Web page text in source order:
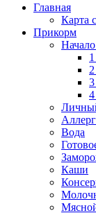
Главная
Карта
Прикорм
Вода
Каши